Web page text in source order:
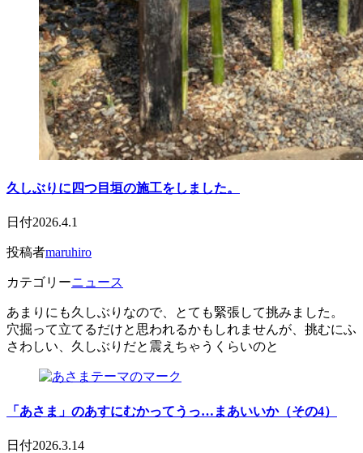
久しぶりに四つ目垣の施工をしました。
日付2026.4.1
投稿者maruhiro
カテゴリーニュース
あまりにも久しぶりなので、とても緊張して挑みました。
穴掘って立てるだけと思われるかもしれませんが、挑むにふ
さわしい、久しぶりだと震えちゃうくらいのと
「あさま」のあすにむかってうっ…まあいいか（その4）
日付2026.3.14